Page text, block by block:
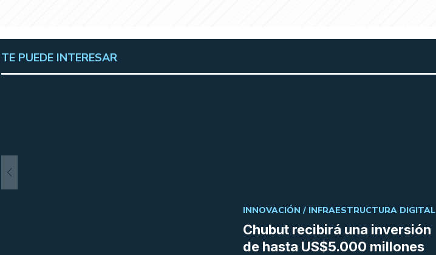
TE PUEDE INTERESAR
Chubut recibirá una inversión
de hasta US$5.000 millones
INNOVACIÓN / INFRAESTRUCTURA DIGITAL